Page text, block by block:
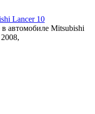
Lancer 10
автомобиле Mitsubishi